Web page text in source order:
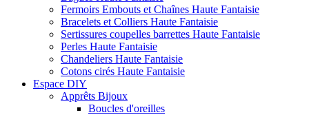
Fermoirs Embouts et Chaînes Haute Fantaisie
Bracelets et Colliers Haute Fantaisie
Sertissures coupelles barrettes Haute Fantaisie
Perles Haute Fantaisie
Chandeliers Haute Fantaisie
Cotons cirés Haute Fantaisie
Espace DIY
Apprêts Bijoux
Boucles d'oreilles